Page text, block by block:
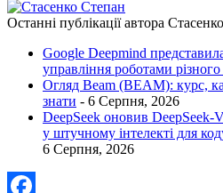
Останні публікації автора
Google Deepmind
управління роботами
Огляд Beam (BEAM): курс,
знати - 6 Серпня, 2026
DeepSeek оновив
у штучному інтелекті для
6 Серпня, 2026